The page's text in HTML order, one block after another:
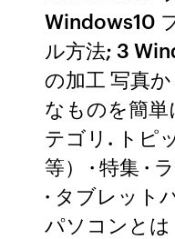
Windows10
ル方法; 3
の加工 写真
なものを簡単
テゴリ. トピ
等） · 特集 ·
· タブレット
パソコンとは